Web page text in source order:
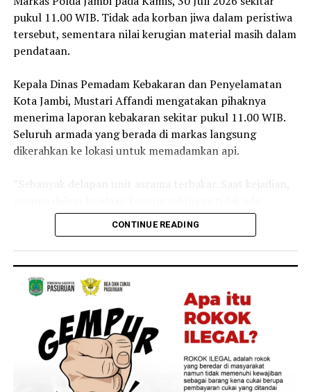
konfirmasi melalui kanal resmi Kejati Jambi apabila
menerima permintaan yang mencurigakan, serta segera
melaporkannya kepada aparat penegak hukum apabila
menemukan atau menjadi korban modus penipuan
tersebut.
‎Kejati Jambi menyatakan akan terus berkoordinasi
dengan aparat penegak hukum untuk menindaklanjuti
setiap laporan dan mengusut pihak-pihak yang
menyalahgunakan nama baik institusi Kejaksaan dalam
pukul 11.00 WIB. Tidak ada korban jiwa dalam peristiwa
tersebut, sementara nilai kerugian material masih dalam
pendataan.
‎Kepala Dinas Pemadam Kebakaran dan Penyelamatan
Kota Jambi, Mustari Affandi mengatakan pihaknya
menerima laporan kebakaran sekitar pukul 11.00 WIB.
Seluruh armada yang berada di markas langsung
dikerahkan ke lokasi untuk memadamkan api.
korban jiwa,” ujar Mustari.
‎Ia menjelaskan, proses pemadaman sempat terkendala
tebalnya asap yang memenuhi lokasi. Sejumlah personel
pemadam bahkan harus menggunakan alat bantu
pernapasan (SCBA) saat melakukan pemadaman. Api
baru berhasil dijinakkan setelah lebih dari satu jam.
‎”Untuk penyebab kebakaran masih dalam penyelidikan
pihak kepolisian,” katanya.
CONTINUE READING